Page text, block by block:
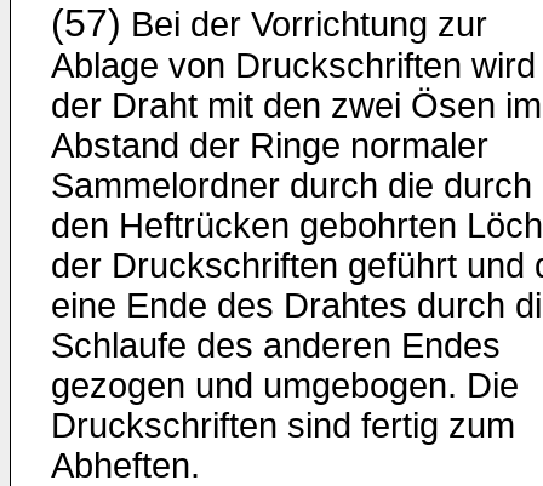
(57) Bei der Vorrichtung zur
Ablage von Druckschriften wird
der Draht mit den zwei Ösen im
Abstand der Ringe normaler
Sammelordner durch die durch
den Heftrücken gebohrten
der Druckschriften geführt und
eine Ende des Drahtes durch
Schlaufe des anderen Endes
gezogen und umgebogen. Die
Druckschriften sind fertig zum
Abheften.